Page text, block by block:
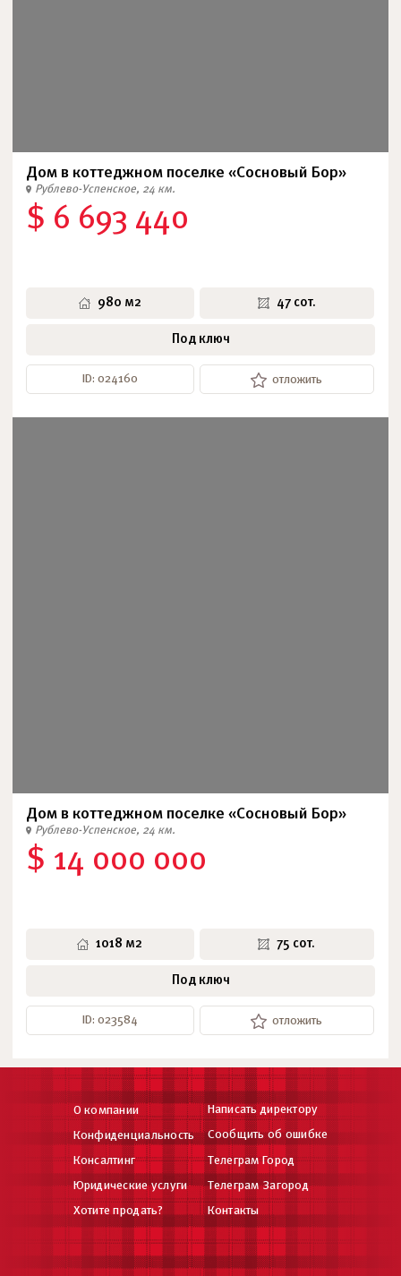
Дом в коттеджном поселке «Сосновый Бор»
Рублево-Успенское, 24 км.
$ 6 693 440
980 м2 47 сот.
Под ключ
ID: 024160 отложить
Дом в коттеджном поселке «Сосновый Бор»
Рублево-Успенское, 24 км.
$ 14 000 000
1018 м2 75 сот.
Под ключ
ID: 023584 отложить
О компании
Конфиденциальность
Консалтинг
Юридические услуги
Хотите продать?
Написать директору
Сообщить об ошибке
Телеграм Город
Телеграм Загород
Контакты